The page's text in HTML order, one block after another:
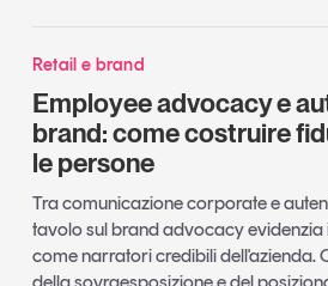
Retail e brand
Employee advocacy e
brand: come costruire
le persone
Tra comunicazione corporate e
tavolo sul brand advocacy evidenzia
come narratori credibili dell'azienda.
della sovraesposizione e del